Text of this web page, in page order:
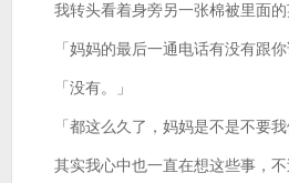
我转头看着身旁另一张棉被里面的
「妈妈的最后一通电话有没有跟你
「没有。」
「都这么久了，妈妈是不是不要我
其实我心中也一直在想这些事，不